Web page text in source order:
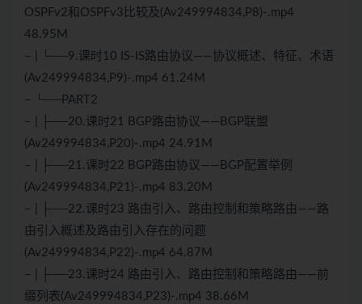
OSPFv2和OSPFv3比较及(Av249994834,P8)-.mp4
48.95M
– | └──9.课时10 IS-IS路由协议——协议概述、特征、术语
(Av249994834,P9)-.mp4 61.24M
– └──PART2
– | ├──20.课时21 BGP路由协议——BGP联盟
(Av249994834,P20)-.mp4 24.91M
– | ├──21.课时22 BGP路由协议——BGP配置举例
(Av249994834,P21)-.mp4 83.20M
– | ├──22.课时23 路由引入、路由控制和策略路由——路
由引入概述及路由引入存在的问题
(Av249994834,P22)-.mp4 64.87M
– | ├──23.课时24 路由引入、路由控制和策略路由——前
缀列表(Av249994834,P23)-.mp4 38.66M